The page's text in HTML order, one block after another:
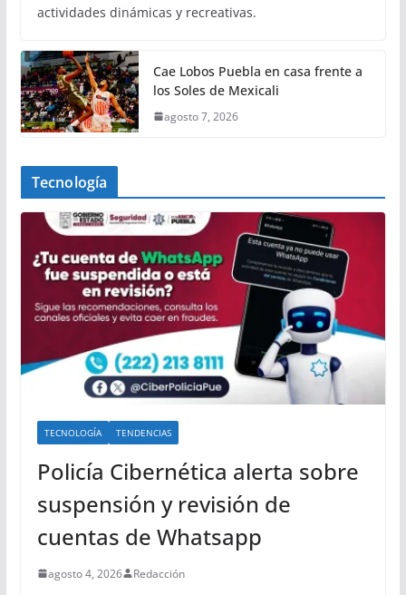
actividades dinámicas y recreativas.
Cae Lobos Puebla en casa frente a
los Soles de Mexicali
agosto 7, 2026
Tecnología
TECNOLOGÍA TENDENCIAS
Policía Cibernética alerta sobre
suspensión y revisión de
cuentas de Whatsapp
agosto 4, 2026 Redacción